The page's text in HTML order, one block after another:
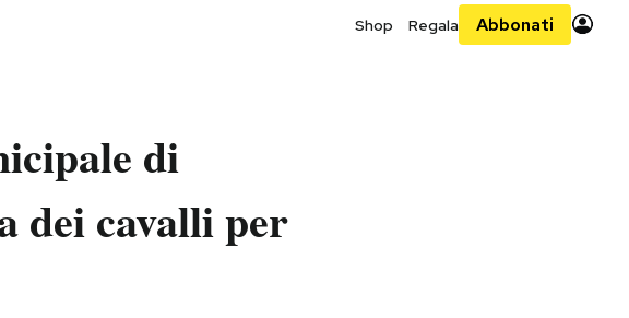
Shop Regala Abbonati
di
dei cavalli per